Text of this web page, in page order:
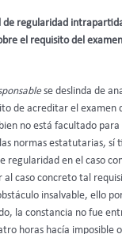
de regularidad
el requisito del
se deslinda de
de acreditar el examen
no está facultado
normas estatutarias, sí
regularidad en el caso
al caso concreto tal
insalvable, ello
la constancia no fue
horas hacía imposible